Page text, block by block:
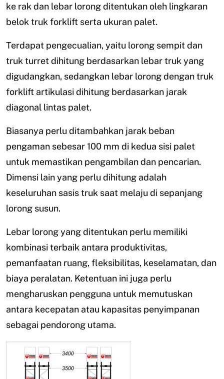
ke rak dan lebar lorong ditentukan oleh lingkaran
belok truk forklift serta ukuran palet.
Terdapat pengecualian, yaitu lorong sempit dan
truk turret dihitung berdasarkan lebar truk yang
digudangkan, sedangkan lebar lorong dengan truk
forklift artikulasi dihitung berdasarkan jarak
diagonal lintas palet.
Biasanya perlu ditambahkan jarak beban
pengaman sebesar 100 mm di kedua sisi palet
untuk memastikan pengambilan dan pencarian.
Dimensi lain yang perlu dihitung adalah
keseluruhan sasis truk saat melaju di sepanjang
lorong susun.
Lebar lorong yang ditentukan perlu memiliki
kombinasi terbaik antara produktivitas,
pemanfaatan ruang, fleksibilitas, keselamatan, dan
biaya peralatan. Ketentuan ini juga perlu
mengharuskan pengguna untuk memutuskan
antara kecepatan atau kapasitas penyimpanan
sebagai pendorong utama.